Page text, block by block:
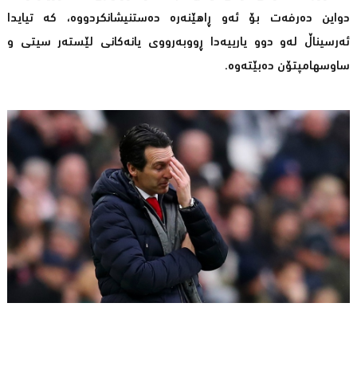
دواین دەرفەت بۆ ئەو ڕاهێنەرە دەستنیشانکردووە، کە تیایدا
ئەرسیناڵ لەو دوو یارییەدا ڕووبەرووی یانەکانی لێستەر سیتی و
ساوسهامپتۆن دەبێتەوە.